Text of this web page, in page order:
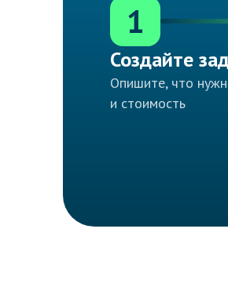
1
Создайте
Опишите, что
и стоимость